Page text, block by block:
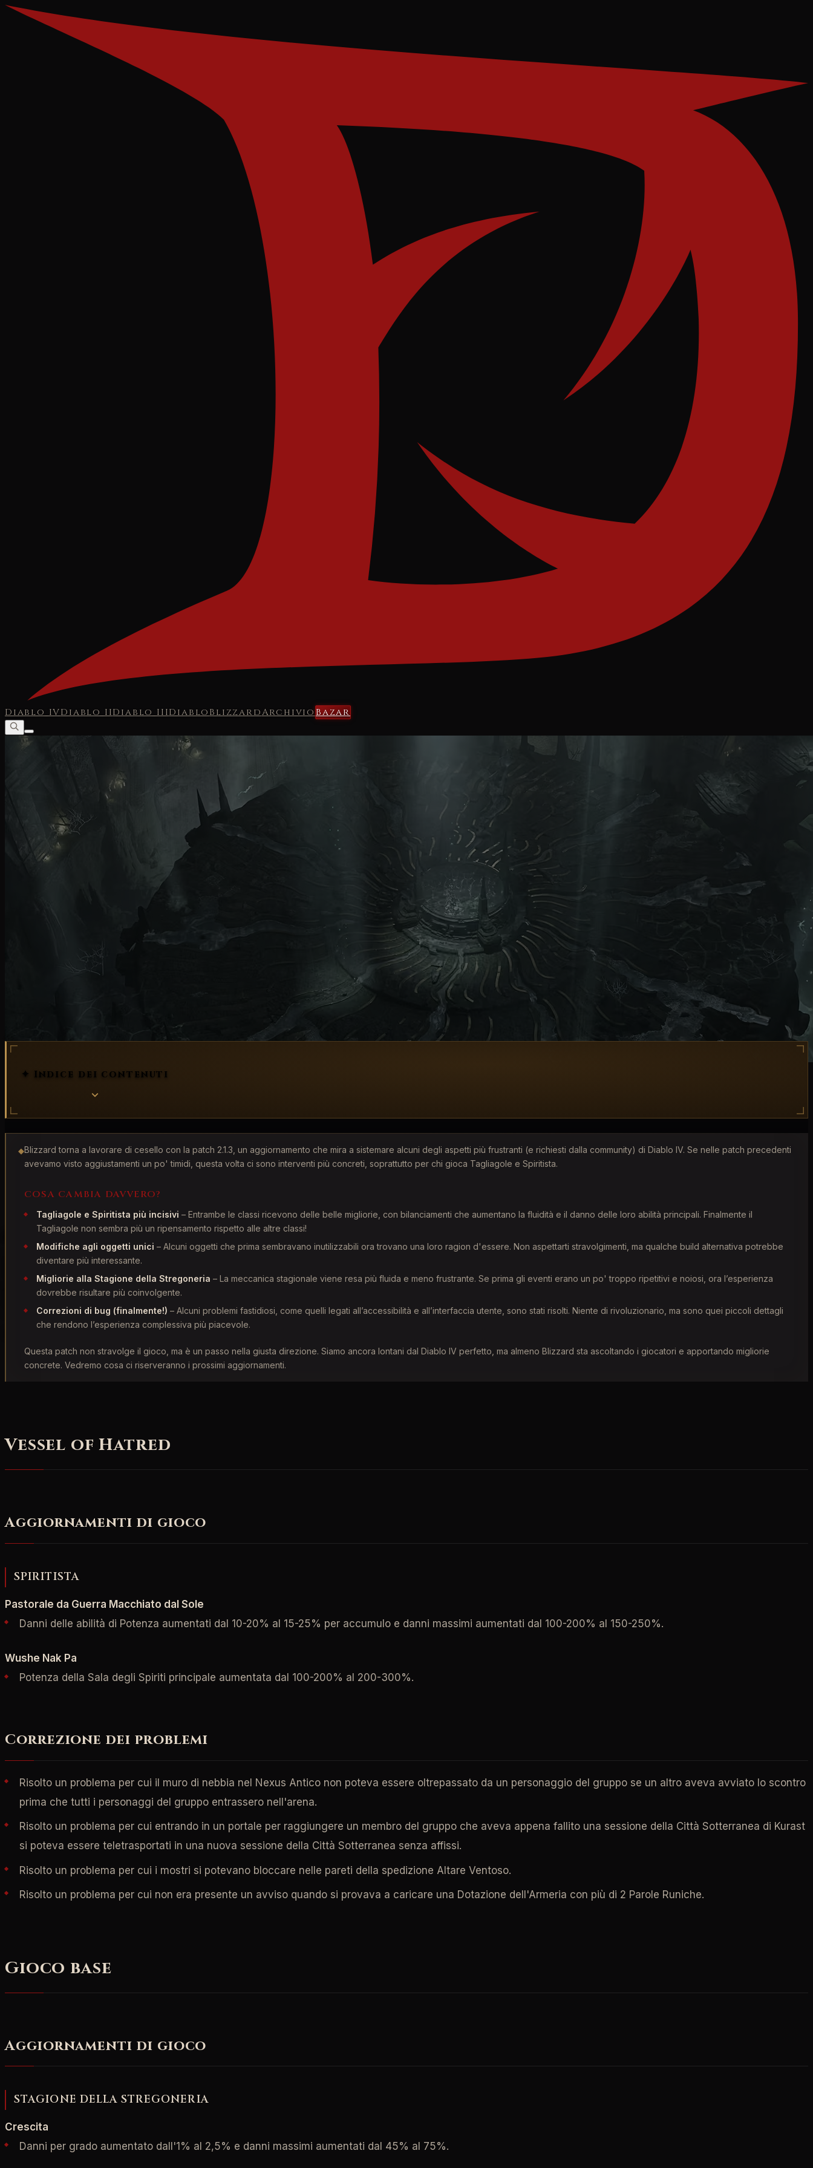
Diablo IVDiablo IIDiablo IIIDiabloBlizzardArchivioBazar
/ Diablo IV
Diablo IV Patch Note 2.1.3 Build #62672 (tutte le piattaforme) – 4
marzo 2025
Nuovi bilanciamenti per le classi, fix ai bug e aggiornamenti alla Stagione della Stregoneria.
BigK 04 mar 2025 7 min lettura
✦ Indice dei contenuti
◆Blizzard torna a lavorare di cesello con la patch 2.1.3, un aggiornamento che mira a sistemare alcuni degli aspetti più frustranti (e richiesti dalla community) di Diablo IV. Se nelle patch precedenti
avevamo visto aggiustamenti un po' timidi, questa volta ci sono interventi più concreti, soprattutto per chi gioca Tagliagole e Spiritista.
COSA CAMBIA DAVVERO?
Tagliagole e Spiritista più incisivi – Entrambe le classi ricevono delle belle migliorie, con bilanciamenti che aumentano la fluidità e il danno delle loro abilità principali. Finalmente il
Tagliagole non sembra più un ripensamento rispetto alle altre classi!
Modifiche agli oggetti unici – Alcuni oggetti che prima sembravano inutilizzabili ora trovano una loro ragion d'essere. Non aspettarti stravolgimenti, ma qualche build alternativa potrebbe
diventare più interessante.
Migliorie alla Stagione della Stregoneria – La meccanica stagionale viene resa più fluida e meno frustrante. Se prima gli eventi erano un po' troppo ripetitivi e noiosi, ora l’esperienza
dovrebbe risultare più coinvolgente.
Correzioni di bug (finalmente!) – Alcuni problemi fastidiosi, come quelli legati all’accessibilità e all’interfaccia utente, sono stati risolti. Niente di rivoluzionario, ma sono quei piccoli dettagli
che rendono l’esperienza complessiva più piacevole.
Questa patch non stravolge il gioco, ma è un passo nella giusta direzione. Siamo ancora lontani dal Diablo IV perfetto, ma almeno Blizzard sta ascoltando i giocatori e apportando migliorie
concrete. Vedremo cosa ci riserveranno i prossimi aggiornamenti.
Vessel of Hatred
Aggiornamenti di gioco
SPIRITISTA
Pastorale da Guerra Macchiato dal Sole
Danni delle abilità di Potenza aumentati dal 10-20% al 15-25% per accumulo e danni massimi aumentati dal 100-200% al 150-250%.
Wushe Nak Pa
Potenza della Sala degli Spiriti principale aumentata dal 100-200% al 200-300%.
Correzione dei problemi
Risolto un problema per cui il muro di nebbia nel Nexus Antico non poteva essere oltrepassato da un personaggio del gruppo se un altro aveva avviato lo scontro
prima che tutti i personaggi del gruppo entrassero nell'arena.
Risolto un problema per cui entrando in un portale per raggiungere un membro del gruppo che aveva appena fallito una sessione della Città Sotterranea di Kurast
si poteva essere teletrasportati in una nuova sessione della Città Sotterranea senza affissi.
Risolto un problema per cui i mostri si potevano bloccare nelle pareti della spedizione Altare Ventoso.
Risolto un problema per cui non era presente un avviso quando si provava a caricare una Dotazione dell'Armeria con più di 2 Parole Runiche.
Gioco base
Aggiornamenti di gioco
STAGIONE DELLA STREGONERIA
Crescita
Danni per grado aumentato dall'1% al 2,5% e danni massimi aumentati dal 45% al 75%.